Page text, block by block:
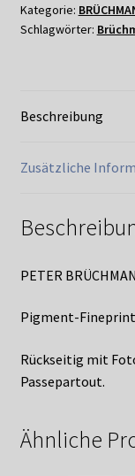
4
Menge
Kategorie:
Schlagwörter:
Beschreibung
Zusätzliche
PETER
Pigment-Fineprint,
Rückseitig mit
Passepartout.
Ähnliche